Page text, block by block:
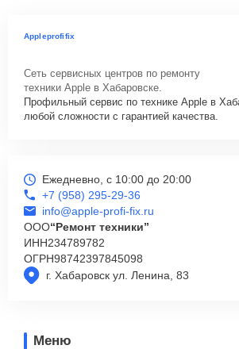
Appleprofifix
Сеть сервисных центров по ремонту
техники Apple в Хабаровске.
Профильный сервис по технике Apple в
любой сложности с гарантией качества.
г. Хабаровск ул. Ленина, 83
Ежедневно, с 10:00 до 20:00
+7 (958) 295-29-36
info@apple-profi-fix.ru
ООО“Ремонт техники”
ИНН234789782
ОГРН98742397845098
Меню